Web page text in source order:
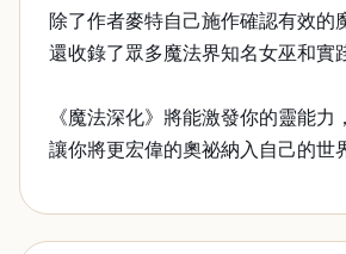
除了作者麥特自己施作確認有效的
還收錄了眾多魔法界知名女巫和實
《魔法深化》將能激發你的靈能力，
讓你將更宏偉的奧祕納入自己的世